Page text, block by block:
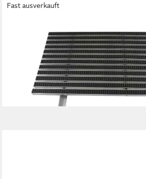
Fast ausverkauft
Fußmatte Eingangsmatte DIPLOMAT +
Bürsten Grau, rechteckig, Höhe: 25 mm,
für Innen- und Außenbereich
369,90 €
lieferbar - in 2-3 Werktagen bei dir